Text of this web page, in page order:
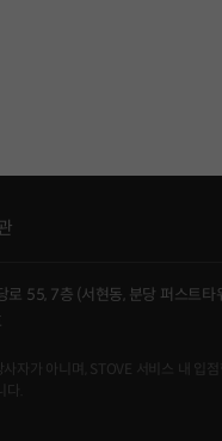
로 55, 7층 (서현동, 분당 퍼스트타
가 아니며, STOVE 서비스 내
.